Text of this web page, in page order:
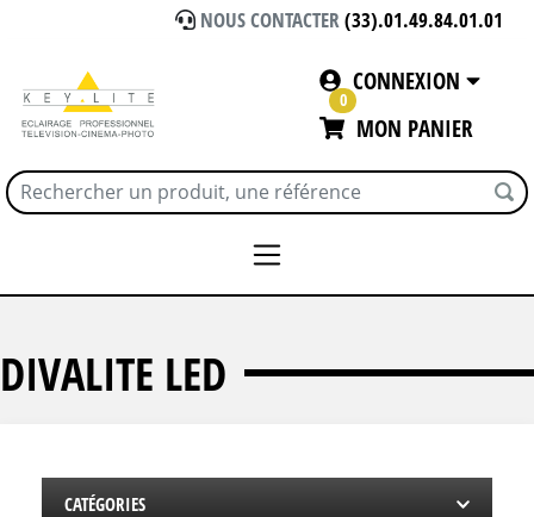
NOUS CONTACTER(33).01.49.84.01.01
CONNEXION
0
MON PANIER
DIVALITE LED
CATÉGORIES